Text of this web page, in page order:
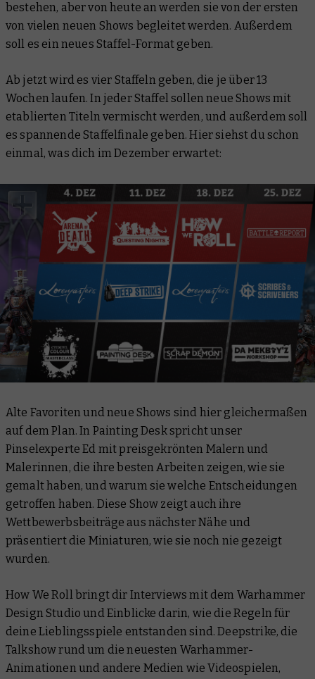
bestehen, aber von heute an werden sie von der ersten
von vielen neuen Shows begleitet werden. Außerdem
soll es ein neues Staffel-Format geben.
Ab jetzt wird es vier Staffeln geben, die je über 13
Wochen laufen. In jeder Staffel sollen neue Shows mit
etablierten Titeln vermischt werden, und außerdem soll
es spannende Staffelfinale geben. Hier siehst du schon
einmal, was dich im Dezember erwartet:
Alte Favoriten und neue Shows sind hier gleichermaßen
auf dem Plan. In Painting Deskspricht unser
Pinselexperte Ed mit preisgekrönten Malern und
Malerinnen, die ihre besten Arbeiten zeigen, wie sie
gemalt haben, und warum sie welche Entscheidungen
getroffen haben. Diese Show zeigt auch ihre
Wettbewerbsbeiträge aus nächster Nähe und
präsentiert die Miniaturen, wie sie noch nie gezeigt
wurden.
How We Rollbringt dir Interviews mit dem Warhammer
Design Studio und Einblicke darin, wie die Regeln für
deine Lieblingsspiele entstanden sind.Deepstrike, die
Talkshow rund um die neuesten Warhammer-
Animationen und andere Medien wie Videospielen,